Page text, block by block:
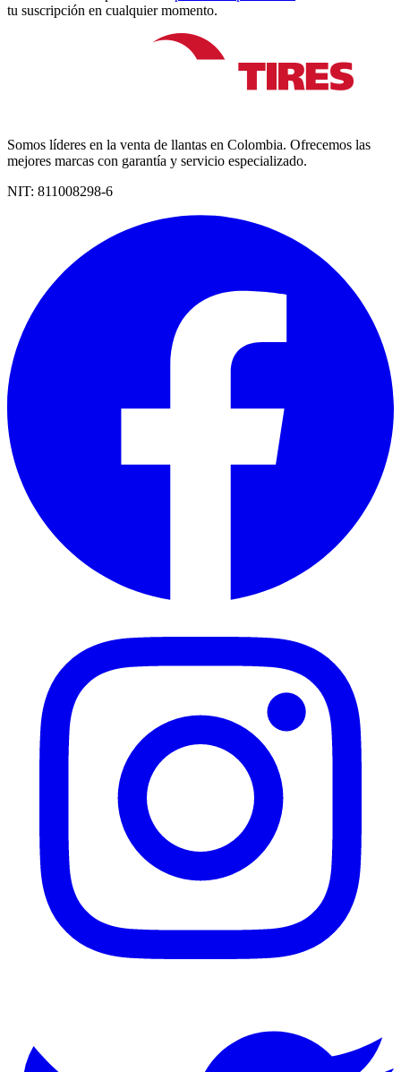
tu suscripción en cualquier momento.
Somos líderes en la venta de llantas en Colombia. Ofrecemos las
mejores marcas con garantía y servicio especializado.
NIT: 811008298-6